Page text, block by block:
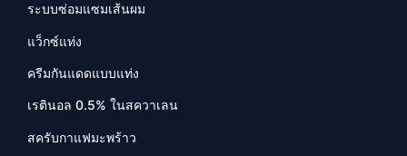
ระบบซ่อมแซมเส้นผม
แว็กซ์แท่ง
ครีมกันแดดแบบแท่ง
เรตินอล 0.5% ในสควาเลน
สครับกาแฟมะพร้าว